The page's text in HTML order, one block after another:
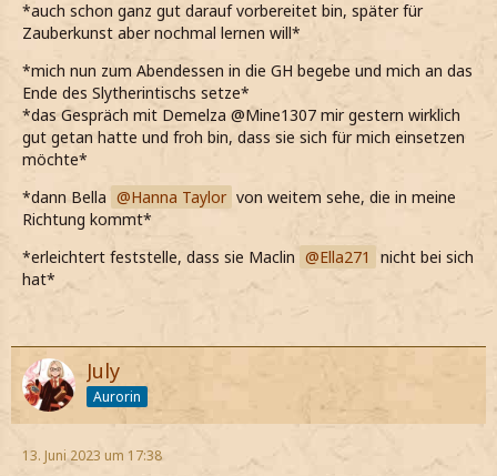
*auch schon ganz gut darauf vorbereitet bin, später für
Zauberkunst aber nochmal lernen will*
*mich nun zum Abendessen in die GH begebe und mich an das
Ende des Slytherintischs setze*
*das Gespräch mit Demelza @Mine1307 mir gestern wirklich
gut getan hatte und froh bin, dass sie sich für mich einsetzen
möchte*
*dann Bella
Hanna Taylor von weitem sehe, die in meine
Richtung kommt*
*erleichtert feststelle, dass sie Maclin
Ella271
nicht bei sich
hat*
July
Aurorin
13. Juni 2023 um 17:38